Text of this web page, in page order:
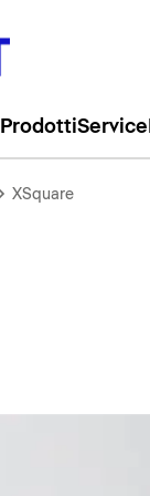
ProdottiService
XSquare